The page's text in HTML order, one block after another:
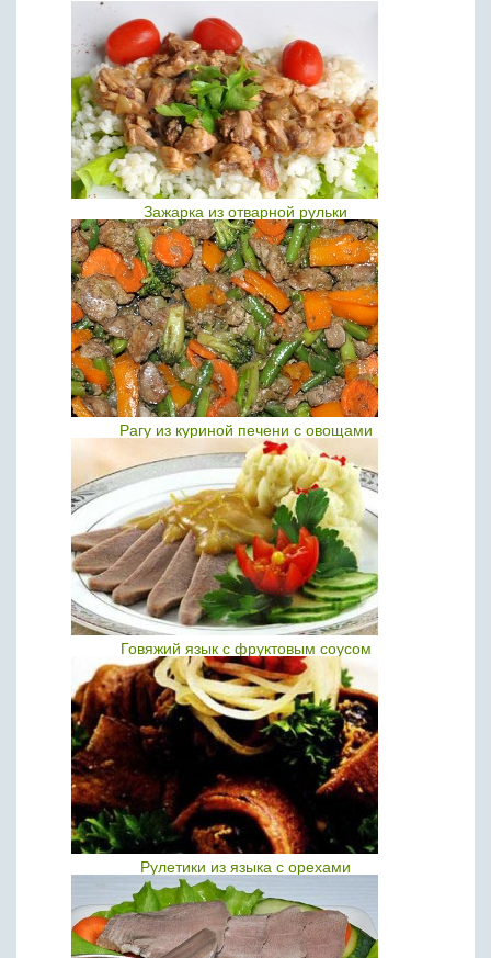
Зажарка из отварной рульки
Рагу из куриной печени с овощами
Говяжий язык c фруктовым соусом
Рулетики из языка с орехами